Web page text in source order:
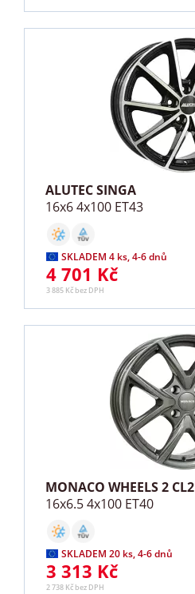
ALUTEC SINGA
16x6 4x100 ET43
SKLADEM 4 ks, 4-6 dnů
4 701 Kč
3 885 Kč bez DPH
MONACO WHEELS 2 CL2
16x6.5 4x100 ET40
SKLADEM 20 ks, 4-6 dnů
3 313 Kč
2 738 Kč bez DPH